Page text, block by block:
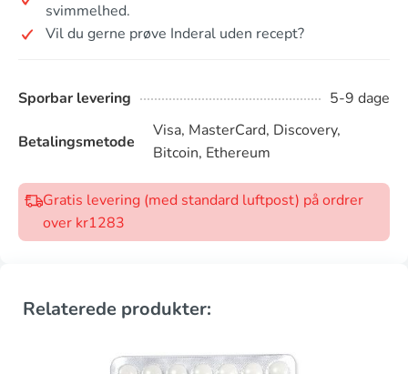
svimmelhed.
Vil du gerne prøve Inderal uden recept?
Sporbar levering 5-9 dage
Betalingsmetode
Visa, MasterCard, Discovery,
Bitcoin, Ethereum
Gratis levering (med standard luftpost) på ordrer
over kr1283
Relaterede produkter: